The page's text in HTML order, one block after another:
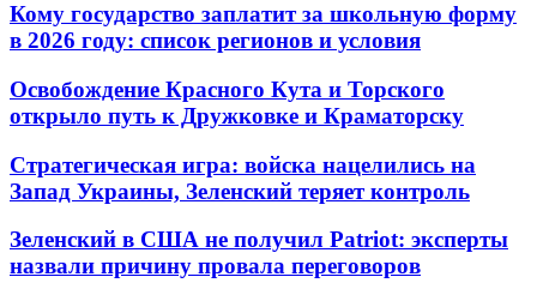
Кому государство заплатит за школьную форму
в 2026 году: список регионов и условия
Освобождение Красного Кута и Торского
открыло путь к Дружковке и Краматорску
Стратегическая игра: войска нацелились на
Запад Украины, Зеленский теряет контроль
Зеленский в США не получил Patriot: эксперты
назвали причину провала переговоров